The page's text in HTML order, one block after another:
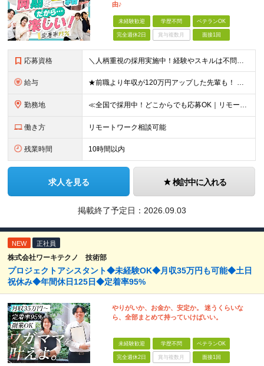
由♪
未経験歓迎 学歴不問 ベテランOK
完全週休2日 賞与複数月 面接1回
応募資格 ＼人柄重視の採用実施中！経験やスキルは不問です／ ★正社員デビューも歓迎★未経験OK★第二新卒歓迎★学歴不問 ◎20代～30代の若手中心に活躍中 ◎U/Iターンも歓迎 ◎転居を伴う転勤なし ◎家族の
給与 ★前職より年収が120万円アップした先輩も！ ★年収500万円可能 ■月給30万円～80万円＋各種手当（経験者） ■月給26万2000円～36万円＋各種手当（未経験者/首都圏） ※首都圏以外の未経
勤務地 ≪全国で採用中！どこからでも応募OK｜リモートワークあり≫ ★大阪・東京・名古屋・福岡への引っ越し補助制度あり ★会社都合の転居を伴う転勤はなし ‥‥━━━━━━ ご自宅から通いやすいエリアや希望す
働き方 リモートワーク相談可能
残業時間 10時間以内
求人を見る 検討中に入れる
掲載終了予定日： 2026.09.03
NEW 正社員
株式会社ワーキテクノ 技術部
プロジェクトアシスタント◆未経験OK◆月収35万円も可能◆土日
祝休み◆年間休日125日◆定着率95%
やりがいか、お金か、安定か。 迷うくらいな
ら、全部まとめて持っていけばいい。
未経験歓迎 学歴不問 ベテランOK
完全週休2日 賞与複数月 面接1回